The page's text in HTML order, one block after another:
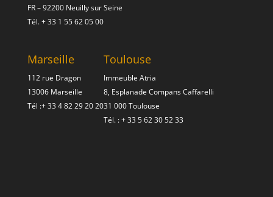
FR – 92200 Neuilly sur Seine
Tél.+ 33 1 55 62 05 00
Marseille
112 rue Dragon
13006 Marseille
Tél :+ 33 4 82 29 20 20
Toulouse
Immeuble Atria
8, Esplanade Compans Caffarelli
31 000 Toulouse
Tél. :+ 33 5 62 30 52 33